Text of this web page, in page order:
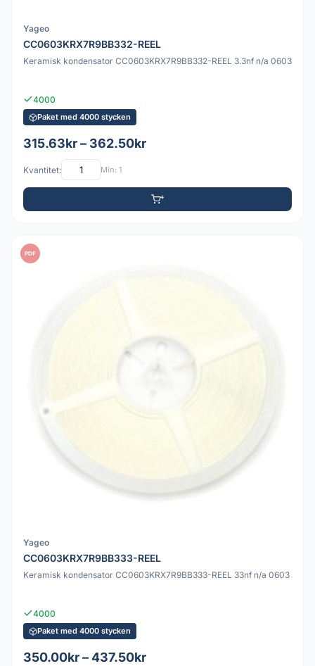
Yageo
CC0603KRX7R9BB332-REEL
Keramisk kondensator CC0603KRX7R9BB332-REEL 3.3nf n/a 0603
4000
Paket med 4000 stycken
315.63kr – 362.50kr
Kvantitet: Min: 1
PDF
Yageo
CC0603KRX7R9BB333-REEL
Keramisk kondensator CC0603KRX7R9BB333-REEL 33nf n/a 0603
4000
Paket med 4000 stycken
350.00kr – 437.50kr